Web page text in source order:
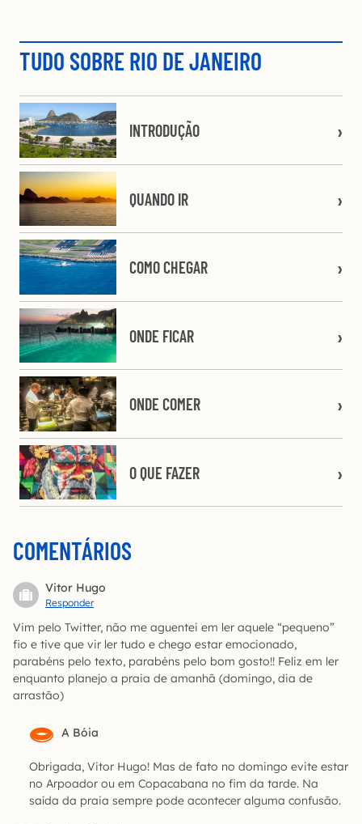
TUDO SOBRE RIO DE JANEIRO
INTRODUÇÃO
QUANDO IR
COMO CHEGAR
ONDE FICAR
ONDE COMER
O QUE FAZER
COMENTÁRIOS
Vitor Hugo
Responder
Vim pelo Twitter, não me aguentei em ler aquele “pequeno”
fio e tive que vir ler tudo e chego estar emocionado,
parabéns pelo texto, parabéns pelo bom gosto!! Feliz em ler
enquanto planejo a praia de amanhã (domingo, dia de
arrastão)
A Bóia
Obrigada, Vitor Hugo! Mas de fato no domingo evite estar
no Arpoador ou em Copacabana no fim da tarde. Na
saída da praia sempre pode acontecer alguma confusão.